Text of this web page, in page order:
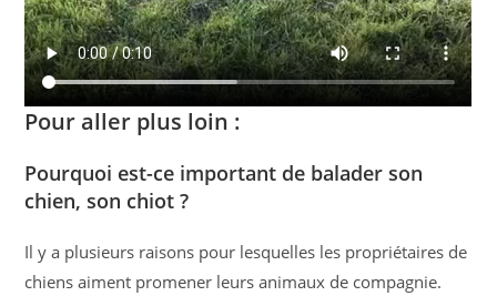
Pour aller plus loin :
Pourquoi est-ce important de balader son
chien, son chiot ?
Il y a plusieurs raisons pour lesquelles les propriétaires de
chiens aiment promener leurs animaux de compagnie.